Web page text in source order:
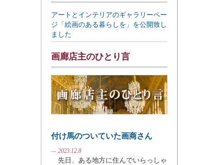
アートとインテリアのギャラリーペー
ジ「絵画のある暮らしを」を公開致し
ました
画廊店主のひとり言
付け馬のついていた画商さん
— 2023.12.8
先日、ある地方に住んでいらっしゃ